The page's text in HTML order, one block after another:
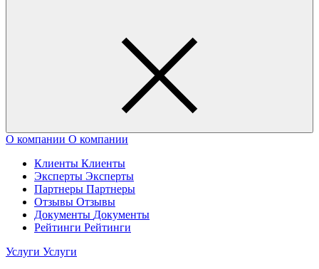
О компании О компании
Клиенты Клиенты
Эксперты Эксперты
Партнеры Партнеры
Отзывы Отзывы
Документы Документы
Рейтинги Рейтинги
Услуги Услуги